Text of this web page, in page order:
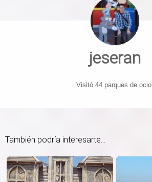
jeseran
Visitó 44 parques de ocio.
También podría interesarte...